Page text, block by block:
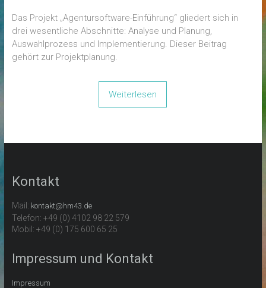
Das Projekt „Agentursoftware-Einführung“ gliedert sich in
drei wesentliche Abschnitte: Analyse und Planung,
Auswahlprozess und Implementierung. Dieser Beitrag
gehört zur Projektplanung.
Weiterlesen
Kontakt
Mail: kontakt@hm43.de
Telefon: +49 (0) 4102 98 22 579
Mobil: +49 (0) 175 600 65 25
Impressum und Kontakt
Impressum